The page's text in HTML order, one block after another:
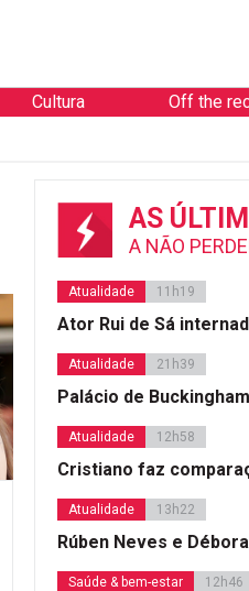
Cultura Off the
AS
A NÃO
Atualidade 11h19
Ator Rui de Sá
Atualidade 21h39
Palácio de
Atualidade 12h58
Cristiano faz
Atualidade 13h22
Rúben Neves e
Saúde & bem-estar 12h46